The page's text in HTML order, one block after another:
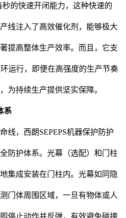
的快速开闭能力，这种快速的
线注入了高效催化剂，能够极大
提高整体生产效率。而且，它支
运行，即便在高强度的生产节奏
为持续生产提供坚实保障。
系
，西朗SEPEPS机器保护防护
防护体系。光幕（选配）和门柱
集成安装在门柱内。光幕如同隐
门体周围区域，一旦有物体或人
停止动作并反弹，有效避免碰撞